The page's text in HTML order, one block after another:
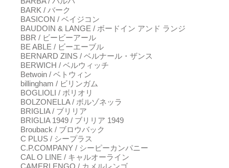
BARK / バーク
BASICON / ベイジコン
BAUDOIN & LANGE / ボードイン アンド ランジ
BBR / ビービーアール
BE ABLE / ビーエーブル
BERNARD ZINS / ベルナール・ザンス
BERWICH / ベルウィッチ
Betwoin / ベトウィン
billingham / ビリンガム
BOGLIOLI / ボリオリ
BOLZONELLA / ボルゾネッラ
BRIGLIA / ブリリア
BRIGLIA 1949 / ブリリア 1949
Brouback / ブロウバック
C PLUS / シープラス
C.P.COMPANY / シーピーカンパニー
CAL O LINE / キャルオーライン
CAMERLENGO / カメルレンゴ